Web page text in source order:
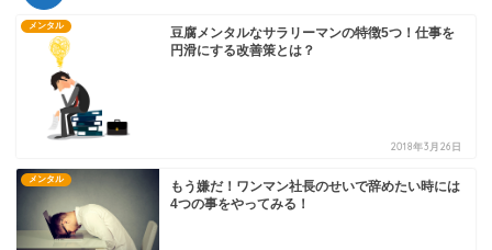
メンタル
豆腐メンタルなサラリーマンの特徴5つ！仕事を
円滑にする改善策とは？
2018年3月26日
メンタル
もう嫌だ！ワンマン社長のせいで辞めたい時には
4つの事をやってみる！